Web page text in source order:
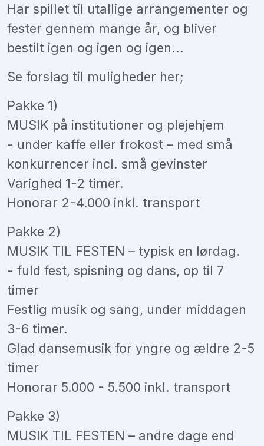
Har spillet til utallige arrangementer og
fester gennem mange år, og bliver
bestilt igen og igen og igen...
Se forslag til muligheder her;
Pakke 1)
MUSIK på institutioner og plejehjem
- under kaffe eller frokost – med små
konkurrencer incl. små gevinster
Varighed 1-2 timer.
Honorar 2-4.000 inkl. transport
Pakke 2)
MUSIK TIL FESTEN – typisk en lørdag.
- fuld fest, spisning og dans, op til 7
timer
Festlig musik og sang, under middagen
3-6 timer.
Glad dansemusik for yngre og ældre 2-5
timer
Honorar 5.000 - 5.500 inkl. transport
Pakke 3)
MUSIK TIL FESTEN – andre dage end